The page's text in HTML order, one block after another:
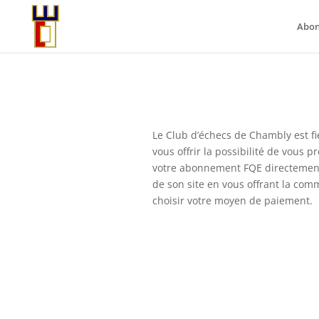
Le Club d’échecs de Chambly est
vous offrir la possibilité de vous
votre abonnement FQE
de son site en vous offrant la
choisir votre moyen de paiement.